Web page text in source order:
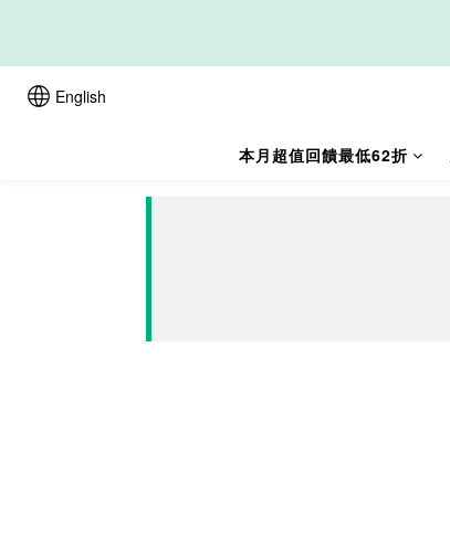
English
本月超值回饋最低62折